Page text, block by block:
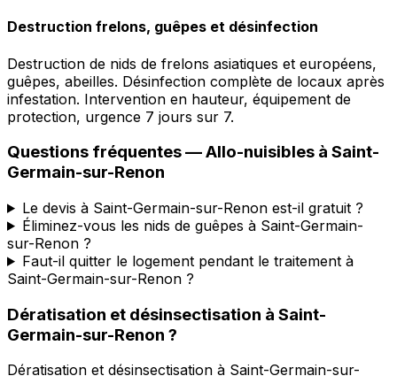
Destruction frelons, guêpes et désinfection
Destruction de nids de frelons asiatiques et européens,
guêpes, abeilles. Désinfection complète de locaux après
infestation. Intervention en hauteur, équipement de
protection, urgence 7 jours sur 7.
Questions fréquentes —Allo-nuisibles à Saint-
Germain-sur-Renon
Le devis à Saint-Germain-sur-Renon est-il gratuit ?
Éliminez-vous les nids de guêpes à Saint-Germain-
sur-Renon ?
Faut-il quitter le logement pendant le traitement à
Saint-Germain-sur-Renon ?
Dératisation et désinsectisation à Saint-
Germain-sur-Renon ?
Dératisation et désinsectisation à Saint-Germain-sur-